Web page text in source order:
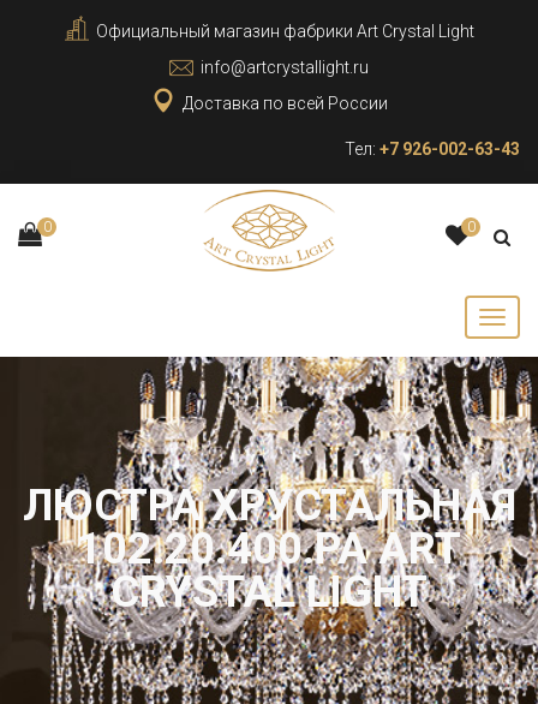
Официальный магазин фабрики Art Crystal Light
info@artcrystallight.ru
Доставка по всей России
Тел: +7 926-002-63-43
0 0
ЛЮСТРА ХРУСТАЛЬНАЯ
102.20.400.PA ART
CRYSTAL LIGHT